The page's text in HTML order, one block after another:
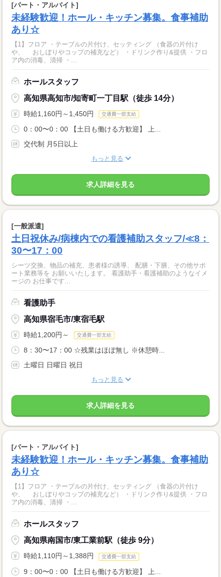
[パート・アルバイト]
未経験歓迎！ホール・キッチン募集。食事補助
あり☆
【1】フロア ・テーブルの片付け、セッティング （食器の片付け
や、 おしぼりやコップの補充など） ・ドリンク作り&提供 ・フロ
ア内の消毒、清掃 ・...
ホールスタッフ
高知県高知市/知寄町一丁目駅（徒歩 14分）
時給1,160円～1,450円 交通費一部支給
0：00〜0：00 【土日も働ける方歓迎】 上...
交代制 月5日以上
もっと見る
求人詳細を見る
[一般派遣]
土日祝休み/病棟内での看護補助スタッフ/≪8：
30〜17：00
シーツ交換、物品の補充、患者様の誘導、 配膳・下膳、その他サポ
ート業務等を お願いいたします。 看護助手・看護補助のようなイメ
ージの お仕事です...
看護助手
高知県宿毛市/東宿毛駅
時給1,200円～ 交通費一部支給
8：30〜17：00 ☆残業はほぼ無し ※休憩時...
土曜日 日曜日 祝日
もっと見る
求人詳細を見る
[パート・アルバイト]
未経験歓迎！ホール・キッチン募集。食事補助
あり☆
【1】フロア ・テーブルの片付け、セッティング （食器の片付け
や、 おしぼりやコップの補充など） ・ドリンク作り&提供 ・フロ
ア内の消毒、清掃 ・...
ホールスタッフ
高知県南国市/東工業前駅（徒歩 9分）
時給1,110円～1,388円 交通費一部支給
9：00〜0：00 【土日も働ける方歓迎】 上...